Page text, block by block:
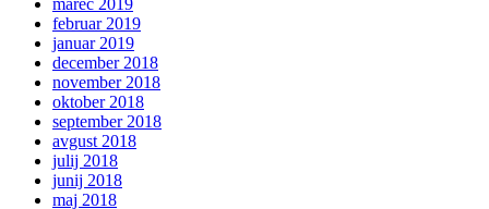
marec 2019
februar 2019
januar 2019
december 2018
november 2018
oktober 2018
september 2018
avgust 2018
julij 2018
junij 2018
maj 2018